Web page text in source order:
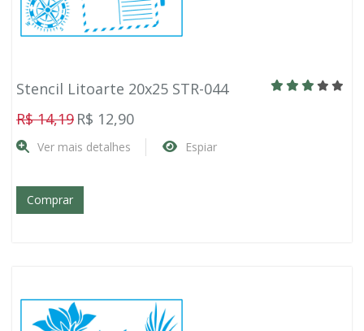
Stencil Litoarte 20x25 STR-044
R$ 14,19 R$ 12,90
Ver mais detalhes Espiar
Comprar